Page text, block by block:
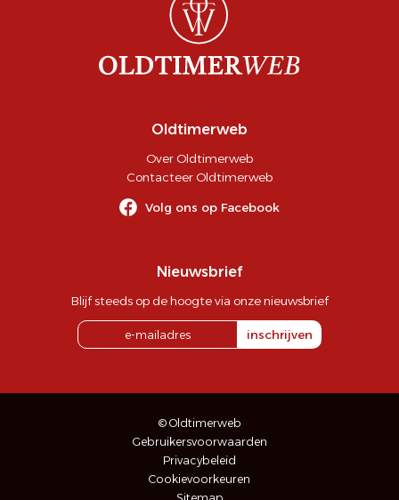
Oldtimerweb
Over Oldtimerweb
Contacteer Oldtimerweb
Volg ons op Facebook
Nieuwsbrief
Blijf steeds op de hoogte via onze nieuwsbrief
inschrijven
© Oldtimerweb
Gebruikersvoorwaarden
Privacybeleid
Cookievoorkeuren